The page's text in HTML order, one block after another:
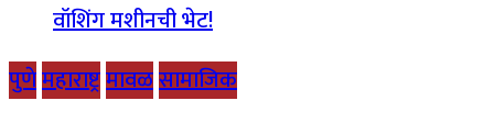
पुणेमहाराष्ट्रमावळसामाजिक